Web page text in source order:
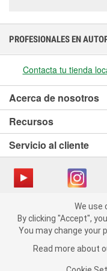
We use cookies on our
to the
You may change your
Read more about
PROFESIONALES EN
Contacta tu tienda
Acerca de nosotros
Recursos
Servicio al cliente
Copyright © 2008-2026
catalog_main
Política de privacidad
Ley
de California
We use
By clicking "Accept",
You may change your
Read more about